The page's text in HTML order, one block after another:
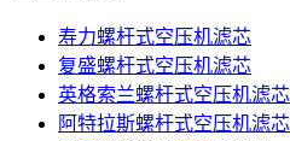
寿力螺杆式空压机滤芯
复盛螺杆式空压机滤芯
英格索兰螺杆式空压机滤芯
阿特拉斯螺杆式空压机滤芯